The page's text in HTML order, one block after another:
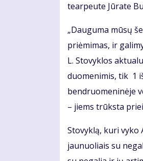
tearpeute Jūrate
„Dauguma mūsų
priėmimas, ir
L. Stovyklos
duomenimis, tik 1
bendruomeninėje
– jiems trūksta
Stovyklą, kuri vyko
jaunuoliais su